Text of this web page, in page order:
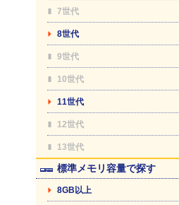
7世代
8世代
9世代
10世代
11世代
12世代
13世代
標準メモリ容量で探す
8GB以上